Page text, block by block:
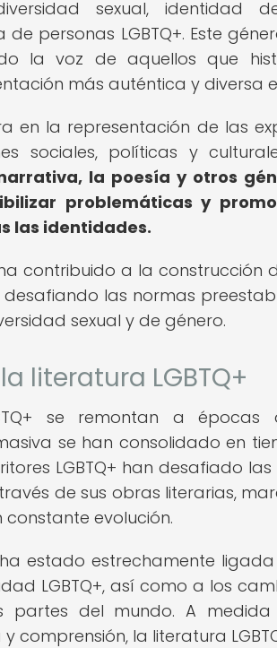
sexual, identidad
personas LGBTQ+. Este
la voz de aquellos que
más auténtica y diversa
en la representación de las
sociales, políticas y
la poesía y otros
problemáticas y
las identidades.
contribuido a la construcción
las normas
sexual y de género.
literatura LGBTQ+
se remontan a épocas
se han consolidado en
LGBTQ+ han desafiado
de sus obras literarias,
evolución.
estado estrechamente
LGBTQ+, así como a los
partes del mundo. A
la literatura